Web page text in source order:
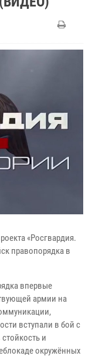
«Росгвардия.
правопорядка в
впервые
армии на
вступали в бой с
и
окружённых